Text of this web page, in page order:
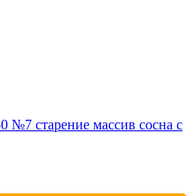
старение массив сосна с